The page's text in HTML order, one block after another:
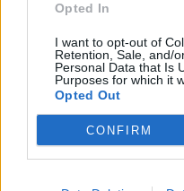
Opted In
I want to opt-out of
Retention, Sale, and/
Personal Data that Is
Purposes for which it
Opted Out
CONFIRM
O Robbie
15ο Νο1
charts και
Beatles
Robbie